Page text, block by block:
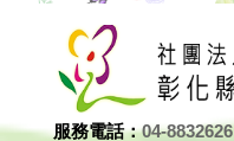
服務電話：04-8832626